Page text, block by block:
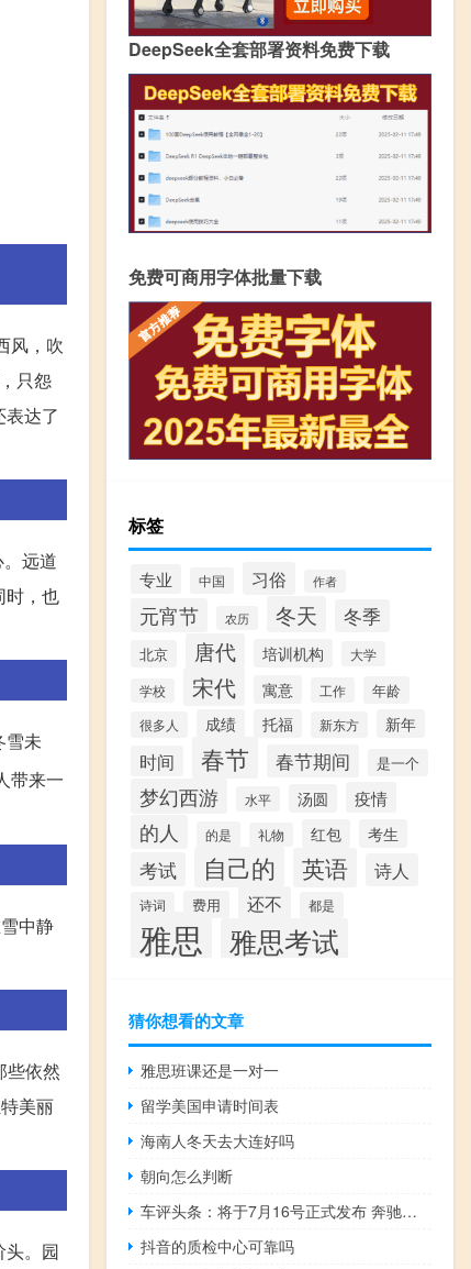
风，吹
只怨
达了
远道
时，也
雪未
带来一
中静
些依然
美丽
头。园
DeepSeek全套部署资料免费下载
免费可商用字体批量下载
标签
专业 中国 习俗 作者
元宵节 农历 冬天 冬季
北京 唐代 培训机构 大学
学校 宋代 寓意 工作 年龄
很多人 成绩 托福 新东方 新年
时间 春节 春节期间 是一个
梦幻西游 水平 汤圆 疫情
的人 的是 礼物 红包 考生
考试 自己的 英语 诗人
诗词 费用 还不 都是
雅思 雅思考试
猜你想看的文章
雅思班课还是一对一
留学美国申请时间表
海南人冬天去大连好吗
朝向怎么判断
车评头条：将于7月16号正式发布 奔驰新C到店实拍
抖音的质检中心可靠吗